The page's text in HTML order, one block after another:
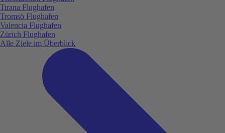
Tirana Flughafen
Tromsö Flughafen
Valencia Flughafen
Zürich Flughafen
Alle Ziele im Überblick